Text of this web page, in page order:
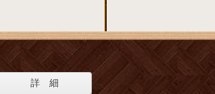
詳 細